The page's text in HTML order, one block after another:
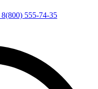
8(800) 555-74-35